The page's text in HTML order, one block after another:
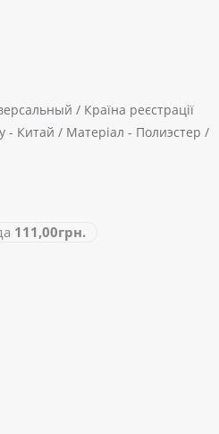
/ Країна реєстрації
- Китай / Матеріал - Полиэстер /
111,00грн.